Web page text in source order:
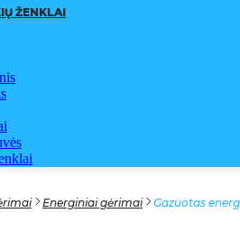
ŽENKLAI
Energiniai gėrimai Gazuotas